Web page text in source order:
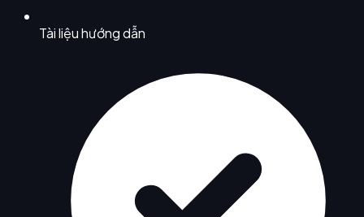
Tài liệu hướng dẫn